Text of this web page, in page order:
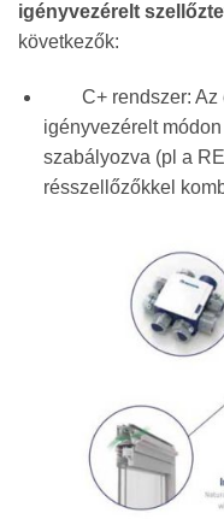
igényvezérelt
következők:
C+ rendszer:
igényvezérelt
szabályozva (pl a
résszellőzőkkel